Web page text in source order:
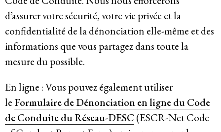
d’assurer votre sécurité, votre vie privée et la
confidentialité de la dénonciation elle-même et des
informations que vous partagez dans toute la
mesure du possible.
En ligne : Vous pouvez également utiliser
le Formulaire de Dénonciation en ligne du Code
de Conduite du Réseau-DESC (ESCR-Net Code